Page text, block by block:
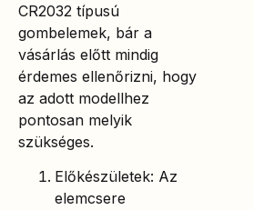
CR2032 típusú
gombelemek, bár a
vásárlás előtt mindig
érdemes ellenőrizni, hogy
az adott modellhez
pontosan melyik
szükséges.
Előkészületek: Az
elemcsere